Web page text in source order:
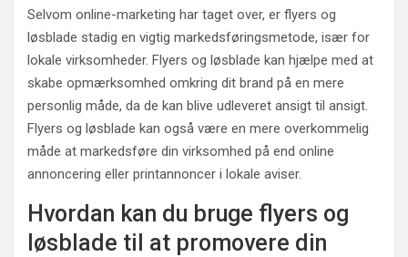
Selvom online-marketing har taget over, er flyers og
løsblade stadig en vigtig markedsføringsmetode, især for
lokale virksomheder. Flyers og løsblade kan hjælpe med at
skabe opmærksomhed omkring dit brand på en mere
personlig måde, da de kan blive udleveret ansigt til ansigt.
Flyers og løsblade kan også være en mere overkommelig
måde at markedsføre din virksomhed på end online
annoncering eller printannoncer i lokale aviser.
Hvordan kan du bruge flyers og
løsblade til at promovere din